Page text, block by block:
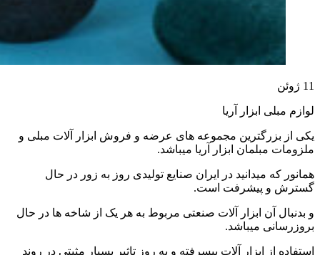
11 ژوئن
لوازم مبلی ابزار آریا
یکی از بزرگترین مجموعه های عرضه و فروش ابزار آلات مبلی و
ملزومات مبلمان ابزار آریا میباشد.
همانور که میدانید در ایران صنایع تولیدی روز به زور در حال
گسترش و پیشرفت است.
و بدنبال آن ابزار آلات صنعتی مربوط به هر یک از شاخه ها در حال
بروزرسانی میباشد.
استفاده از ابزار آلات پیسرفته و به روز تاثیر بسیار مثبتی در روند